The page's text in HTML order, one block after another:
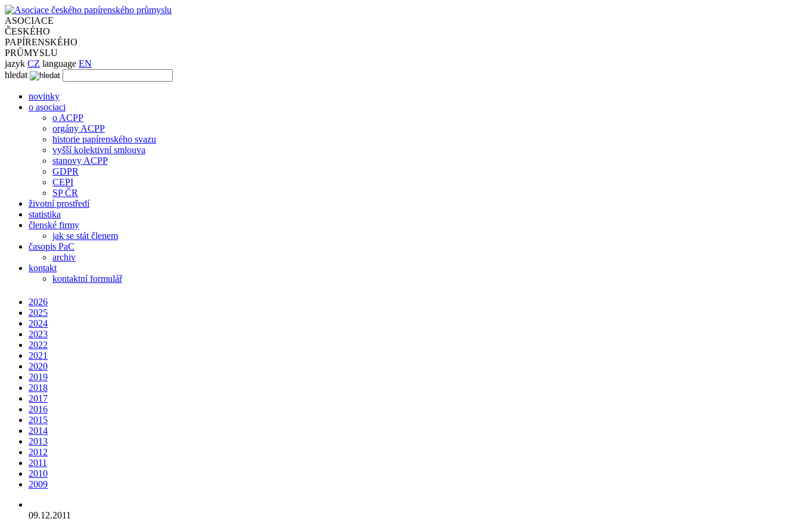
ASOCIACE
ČESKÉHO
PAPÍRENSKÉHO
PRŮMYSLU
jazyk CZ language EN
hledat
novinky
o asociaci
o ACPP
orgány ACPP
historie papírenského svazu
vyšší kolektivní smlouva
stanovy ACPP
GDPR
CEPI
SP ČR
životní prostředí
statistika
členské firmy
jak se stát členem
časopis PaC
archiv
kontakt
kontaktní formulář
2026
2025
2024
2023
2022
2021
2020
2019
2018
2017
2016
2015
2014
2013
2012
2011
2010
2009
09.12.2011